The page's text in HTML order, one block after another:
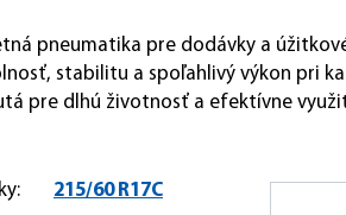
pneumatika pre dodávky a
stabilitu a spoľahlivý výkon pri
pre dlhú životnosť a efektívne
215/60 R17C